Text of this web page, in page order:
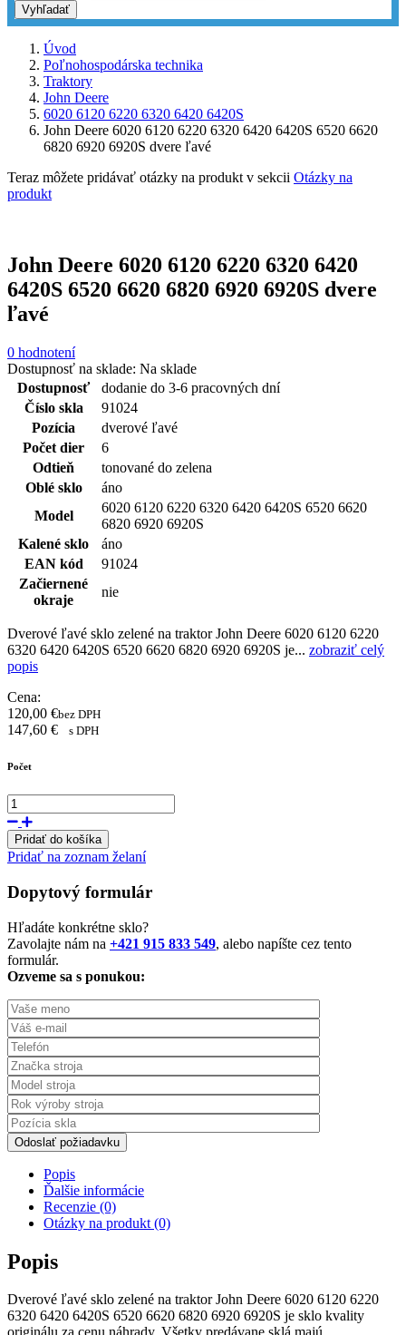
Vyhľadať
Úvod
Poľnohospodárska technika
Traktory
John Deere
6020 6120 6220 6320 6420 6420S
John Deere 6020 6120 6220 6320 6420 6420S 6520 6620
6820 6920 6920S dvere ľavé
Teraz môžete pridávať otázky na produkt v sekcii Otázky na
produkt
John Deere 6020 6120 6220 6320 6420
6420S 6520 6620 6820 6920 6920S dvere
ľavé
0 hodnotení
Dostupnosť na sklade: Na sklade
Dostupnosť
dodanie do 3-6 pracovných dní
Číslo skla
91024
Pozícia
dverové ľavé
Počet dier
6
Odtieň
tonované do zelena
Oblé sklo
áno
Model
6020 6120 6220 6320 6420 6420S 6520 6620
6820 6920 6920S
Kalené sklo
áno
EAN kód
91024
Začiernené
okraje
nie
Dverové ľavé sklo zelené na traktor John Deere 6020 6120 6220
6320 6420 6420S 6520 6620 6820 6920 6920S je... zobraziť celý
popis
Cena:
120,00 €bez DPH
147,60 € s DPH
Počet
Pridať do košíka
Pridať na zoznam želaní
Dopytový formulár
Hľadáte konkrétne sklo?
Zavolajte nám na +421 915 833 549, alebo napíšte cez tento
formulár.
Ozveme sa s ponukou:
Odoslať požiadavku
Popis
Ďalšie informácie
Recenzie (0)
Otázky na produkt (0)
Popis
Dverové ľavé sklo zelené na traktor John Deere 6020 6120 6220
6320 6420 6420S 6520 6620 6820 6920 6920S je sklo kvality